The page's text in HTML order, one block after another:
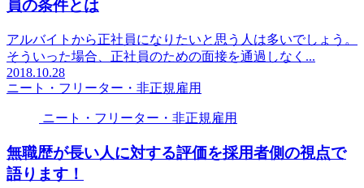
員の条件とは
アルバイトから正社員になりたいと思う人は多いでしょう。
そういった場合、正社員のための面接を通過しなく...
2018.10.28
ニート・フリーター・非正規雇用
ニート・フリーター・非正規雇用
無職歴が長い人に対する評価を採用者側の視点で
語ります！